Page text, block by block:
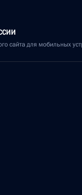
сайта для мобильных